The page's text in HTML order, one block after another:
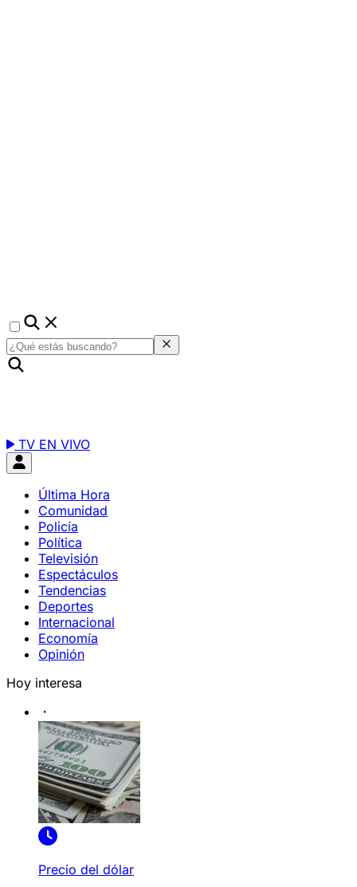
TV EN VIVO
Última Hora
Comunidad
Policía
Política
Televisión
Espectáculos
Tendencias
Deportes
Internacional
Economía
Opinión
Hoy interesa
Precio del dólar